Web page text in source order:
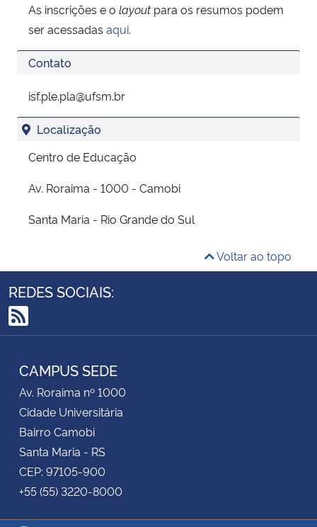
As inscrições e o layout para os resumos podem
ser acessadas aqui.
Contato
isf.ple.pla@ufsm.br
Localização
Centro de Educação
Av. Roraima - 1000 - Camobi
Santa Maria - Rio Grande do Sul
Voltar ao topo
REDES SOCIAIS:
RSS
CAMPUS SEDE
Av. Roraima nº 1000
Cidade Universitária
Bairro Camobi
Santa Maria - RS
CEP: 97105-900
+55 (55) 3220-8000